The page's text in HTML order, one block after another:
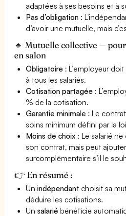
adaptées à ses besoins et à
Pas d’obligation :
d’avoir une mutuelle, mais
🔹 Mutuelle collective —
en salon
Obligatoire : L’employeur
à tous les salariés.
Cotisation partagée :
% de la cotisation.
Garantie minimale : Le
soins minimum défini par la
Moins de choix : Le salarié
son contrat, mais peut
surcomplémentaire s’il le
👉 En résumé :
Unindépendant choisit sa
déduire les cotisations.
Unsalarié bénéficie